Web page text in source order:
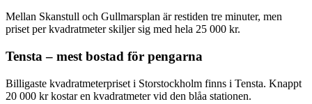
Mellan Skanstull och Gullmarsplan är restiden tre minuter, men
priset per kvadratmeter skiljer sig med hela 25 000 kr.
Tensta – mest bostad för pengarna
Billigaste kvadratmeterpriset i Storstockholm finns i Tensta. Knappt
20 000 kr kostar en kvadratmeter vid den blåa stationen.